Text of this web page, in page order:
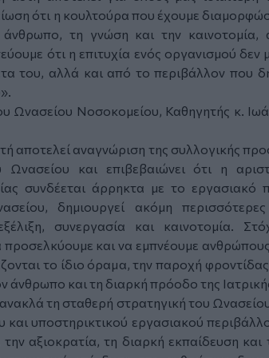
ότι η κουλτούρα που έχουμε
άνθρωπο, τη γνώση και την καινοτομία,
ότι η επιτυχία ενός οργανισμού δεν
του, αλλά και από το περιβάλλον που
Ωνασείου Νοσοκομείου, Καθηγητής κ.
αποτελεί αναγνώριση της συλλογικής
και επιβεβαιώνει ότι η
συνδέεται άρρηκτα με το εργασιακό
δημιουργεί ακόμη
συνεργασία και καινοτομία.
προσελκύουμε και να εμπνέουμε
το ίδιο όραμα, την παροχή
άνθρωπο και τη διαρκή πρόοδο της
τη σταθερή στρατηγική του
και υποστηρικτικού εργασιακού
αξιοκρατία, τη διαρκή εκπαίδευση και